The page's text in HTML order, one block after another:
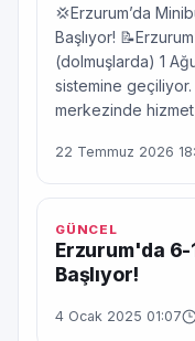
💢Erzurum’da
Başlıyor!
(dolmuşlarda) 1
sistemine
merkezinde hizmet
22 Temmuz 2026
GÜNCEL
Erzurum'da 6-
Başlıyor!
4 Ocak 2025 01:07